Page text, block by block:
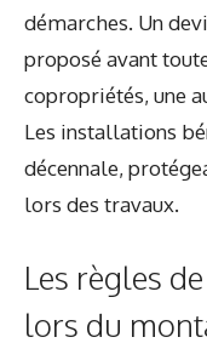
démarches. Un
proposé avant
copropriétés, une
Les installations
décennale,
lors des travaux.
Les règles
lors du